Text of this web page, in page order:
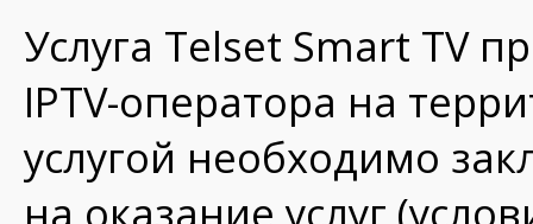
Услуга Telset Smart TV
IPTV-оператора на
услугой необходимо
на оказание услуг